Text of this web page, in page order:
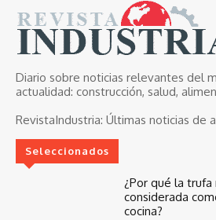
Diario sobre noticias relevantes del
actualidad: construcción, salud,
RevistaIndustria: Últimas noticias de
Seleccionados
¿Por qué la trufa
considerada
cocina?